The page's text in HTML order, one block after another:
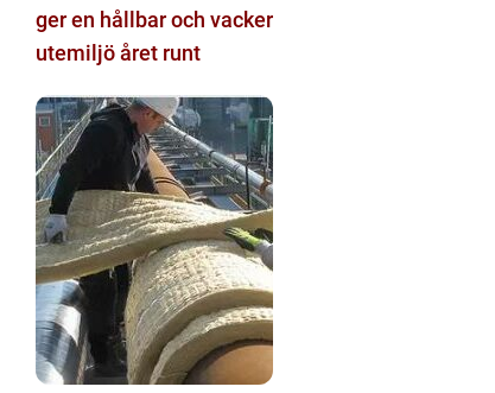
ger en hållbar och vacker
utemiljö året runt